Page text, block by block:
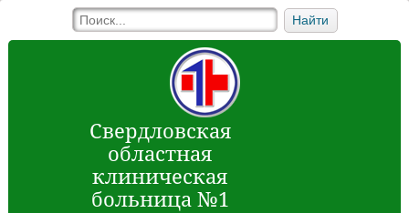
Найти
Свердловская
областная
клиническая
больница №1